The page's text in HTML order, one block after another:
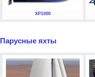
XP1000
Парусные яхты